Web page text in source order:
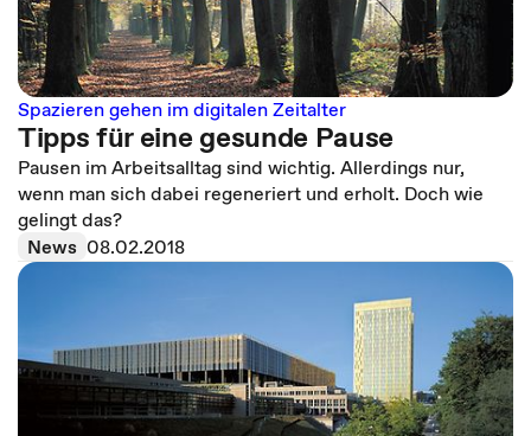
Spazieren gehen im digitalen Zeitalter
Tipps für eine gesunde Pause
Pausen im Arbeitsalltag sind wichtig. Allerdings nur,
wenn man sich dabei regeneriert und erholt. Doch wie
gelingt das?
News 08.02.2018